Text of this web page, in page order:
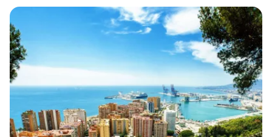
Tęsti su Facebook
Tęsti el. paštu